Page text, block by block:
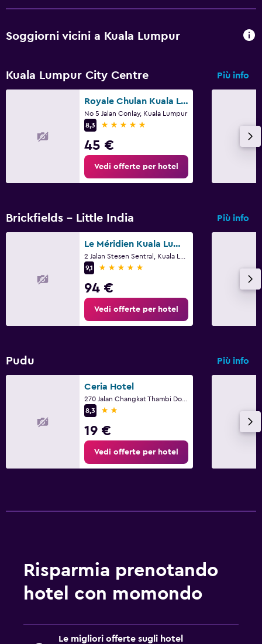
Stirapantaloni
Negozio di souvenir
Sala giochi
Videosorveglianza nelle aree comuni
Servizio di sicurezza attivo 24 ore su 24
Kit di pronto soccorso
Babysitter o nursery
Lettini disponibili
Piscina (per bambini)
Terreno di gioco
Media e intrattenimento
TV a schermo piatto
Soggiorni vicini a Kuala Lumpur
Kuala Lumpur City Centre Più info
Royale Chulan Kuala Lumpur
No 5 Jalan Conlay, Kuala Lumpur
8,3
5 stelle
45 €
Vedi offerte per hotel
Brickfields - Little India Più info
Le Méridien Kuala Lumpur
9,1
5 stelle
94 €
Vedi offerte per hotel
Pudu Più info
Ceria Hotel
8,3
2 stelle
19 €
Vedi offerte per hotel
Risparmia prenotando
hotel con momondo
Le migliori offerte sugli hotel